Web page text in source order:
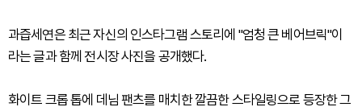
과즙세연은 최근 자신의 인스타그램 스토리에 "엄청 큰 베어브릭"이
라는 글과 함께 전시장 사진을 공개했다.
화이트 크롭 톱에 데님 팬츠를 매치한 깔끔한 스타일링으로 등장한 그